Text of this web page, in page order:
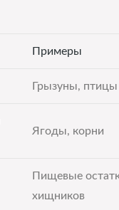
Примеры
Грызуны, птицы
Ягоды, корни
Пищевые
хищников